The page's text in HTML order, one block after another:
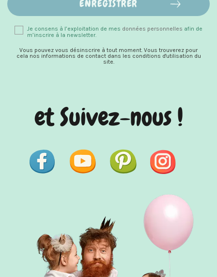
Vous pouvez vous désinscrire à tout moment. Vous trouverez pour
cela nos informations de contact dans les conditions d'utilisation du
site.
Je consens à l’exploitation de mes données personnelles afin de
m’inscrire à la newsletter.
et Suivez-nous !
Facebook YouTube Pinterest